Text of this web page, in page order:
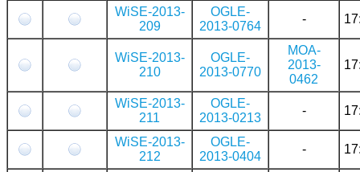
WiSE-2013-
209
OGLE-
2013-0764
-
WiSE-2013-
210
OGLE-
2013-0770
MOA-
2013-
0462
WiSE-2013-
211
OGLE-
2013-0213
-
WiSE-2013-
212
OGLE-
2013-0404
-